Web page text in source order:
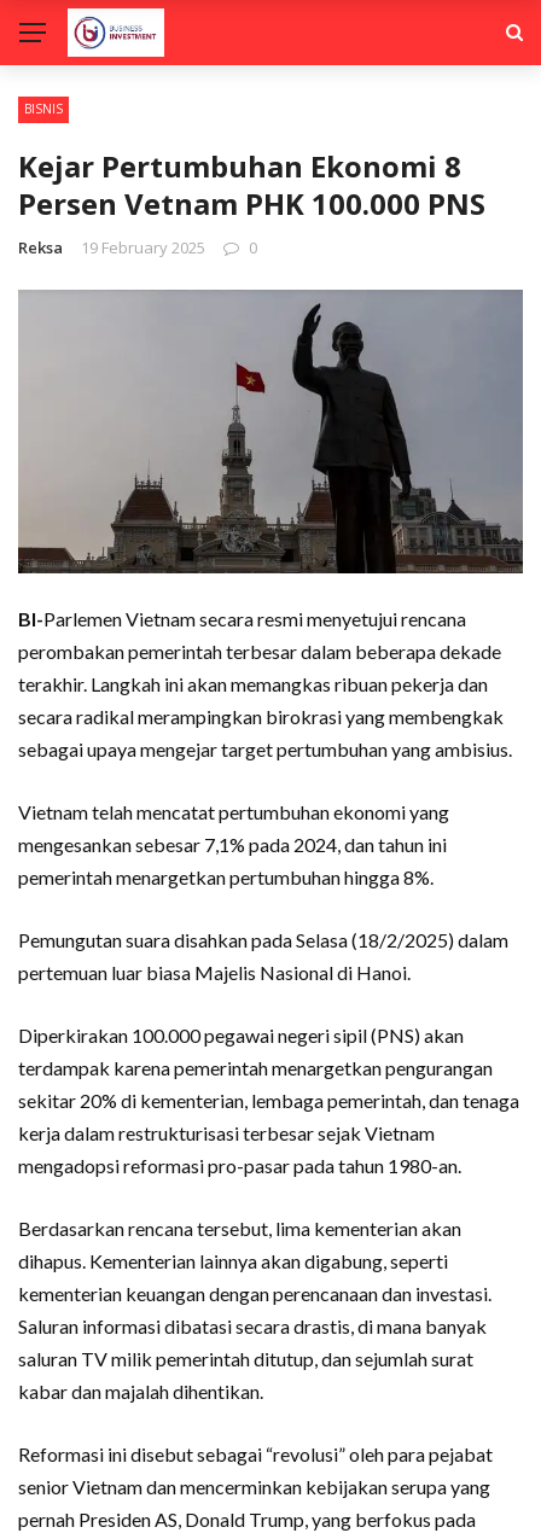
BISNIS
Kejar Pertumbuhan Ekonomi 8
Persen Vetnam PHK 100.000 PNS
Reksa 19 February 2025 0
BI-Parlemen Vietnam secara resmi menyetujui rencana
perombakan pemerintah terbesar dalam beberapa dekade
terakhir. Langkah ini akan memangkas ribuan pekerja dan
secara radikal merampingkan birokrasi yang membengkak
sebagai upaya mengejar target pertumbuhan yang ambisius.
Vietnam telah mencatat pertumbuhan ekonomi yang
mengesankan sebesar 7,1% pada 2024, dan tahun ini
pemerintah menargetkan pertumbuhan hingga 8%.
Pemungutan suara disahkan pada Selasa (18/2/2025) dalam
pertemuan luar biasa Majelis Nasional di Hanoi.
Diperkirakan 100.000 pegawai negeri sipil (PNS) akan
terdampak karena pemerintah menargetkan pengurangan
sekitar 20% di kementerian, lembaga pemerintah, dan tenaga
kerja dalam restrukturisasi terbesar sejak Vietnam
mengadopsi reformasi pro-pasar pada tahun 1980-an.
Berdasarkan rencana tersebut, lima kementerian akan
dihapus. Kementerian lainnya akan digabung, seperti
kementerian keuangan dengan perencanaan dan investasi.
Saluran informasi dibatasi secara drastis, di mana banyak
saluran TV milik pemerintah ditutup, dan sejumlah surat
kabar dan majalah dihentikan.
Reformasi ini disebut sebagai “revolusi” oleh para pejabat
senior Vietnam dan mencerminkan kebijakan serupa yang
pernah Presiden AS, Donald Trump, yang berfokus pada